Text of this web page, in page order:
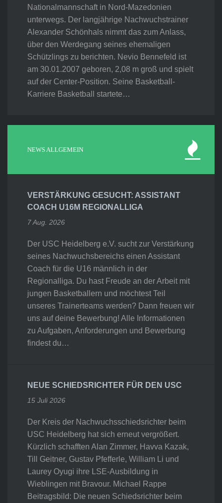
Nationalmannschaft in Nord-Mazedonien
unterwegs. Der langjährige Nachwuchstrainer
Alexander Schönhals nimmt das zum Anlass,
über den Werdegang seines ehemaligen
Schützlings zu berichten. Nevio Bennefeld ist
am 30.01.2007 geboren, 2,08 m groß und spielt
auf der Center-Position. Seine Basketball-
Karriere Basketball startete…
NEWS ALLGEMEIN
VERSTÄRKUNG GESUCHT: ASSISTANT
COACH U16M REGIONALLIGA
7 Aug. 2026
Der USC Heidelberg e.V. sucht zur Verstärkung
seines Nachwuchsbereichs einen Assistant
Coach für die U16 männlich in der
Regionalliga. Du hast Freude an der Arbeit mit
jungen Basketballern und möchtest Teil
unseres Trainerteams werden? Dann freuen wir
uns auf deine Bewerbung! Alle Informationen
zu Aufgaben, Anforderungen und Bewerbung
findest du…
NEUE SCHIEDSRICHTER FÜR DEN USC
15 Juli 2026
Der Kreis der Nachwuchsschiedsrichter beim
USC Heidelberg hat sich erneut vergrößert.
Kürzlich schafften Alan Zimmer, Havva Kazak,
Till Geitner, Gustav Pfefferle, William Li und
Laurey Oyugi ihre LSE-Ausbildung in
Wieblingen mit Bravour. Michael Rappe
Beitragsbild: Die neuen Schiedsrichter beim